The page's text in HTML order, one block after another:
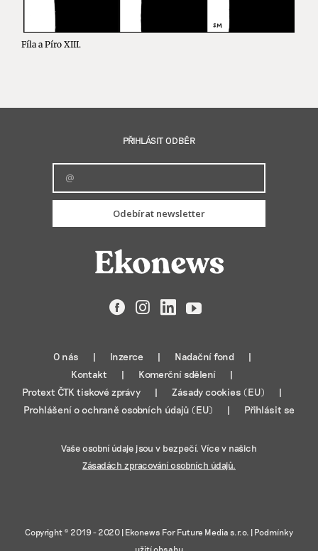
Fíla a Píro XIII.
PŘIHLÁSIT ODBĚR
Odebírat newsletter
FacebookInstagramLinkedIn
YouTube
O nás Inzerce
Nadační fond
Kontakt
Komerční sdělení
Protext ČTK tiskové zprávy
Zásady cookies (EU)
Prohlášení o ochraně osobních údajů (EU)
Přihlásit se
Vaše osobní údaje jsou v bezpečí. Více v našich
Zásadách zpracování osobních údajů.
Copyright © 2019 - 2020 | Ekonews For Future Media s.r.o. | Podmínky
užití obsahu